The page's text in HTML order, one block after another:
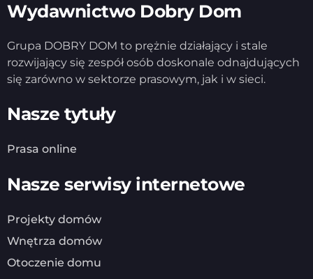
Wydawnictwo Dobry Dom
Grupa DOBRY DOM to prężnie działający i stale
rozwijający się zespół osób doskonale odnajdujących
się zarówno w sektorze prasowym, jak i w sieci.
Nasze tytuły
Prasa online
Nasze serwisy internetowe
Projekty domów
Wnętrza domów
Otoczenie domu